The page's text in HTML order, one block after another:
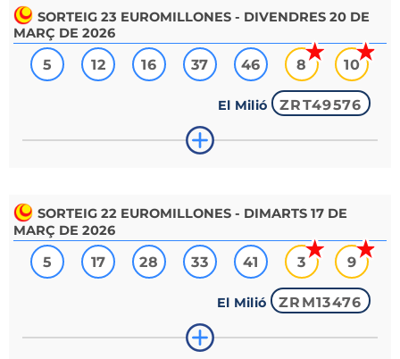
SORTEIG 23 EUROMILLONES - DIVENDRES 20 DE
MARÇ DE 2026
5 12 16 37 46 8 10
El Milió ZRT49576
SORTEIG 22 EUROMILLONES - DIMARTS 17 DE
MARÇ DE 2026
5 17 28 33 41 3 9
El Milió ZRM13476